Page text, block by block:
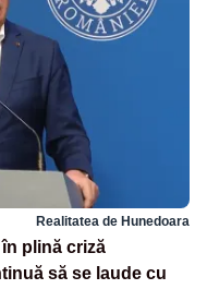
Realitatea de Hunedoara
în plină criză
să se laude cu